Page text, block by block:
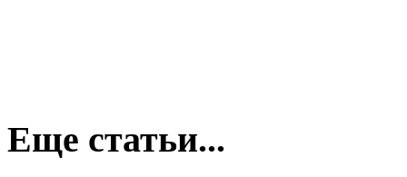
Еще статьи...